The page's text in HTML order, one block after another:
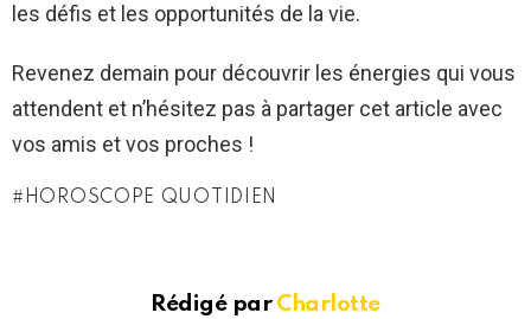
les défis et les opportunités de la vie.
Revenez demain pour découvrir les énergies qui vous
attendent et n’hésitez pas à partager cet article avec
vos amis et vos proches !
HOROSCOPE QUOTIDIEN
Rédigé par Charlotte